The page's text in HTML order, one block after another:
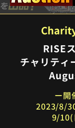
RISE
チャリティ
ー開
2023/8/
9/10(